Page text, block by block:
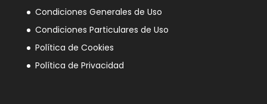
Condiciones Generales de Uso
Condiciones Particulares de Uso
Política de Cookies
Política de Privacidad